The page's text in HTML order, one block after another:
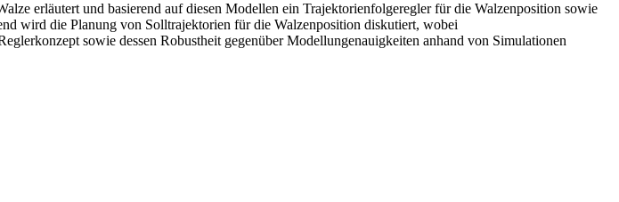
erläutert und basierend auf diesen Modellen ein Trajektorienfolgeregler für die Walzenposition sowie
wird die Planung von Solltrajektorien für die Walzenposition diskutiert, wobei
sowie dessen Robustheit gegenüber Modellungenauigkeiten anhand von Simulationen